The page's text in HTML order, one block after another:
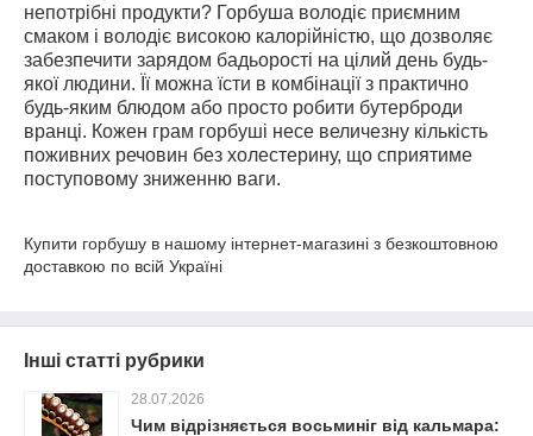
непотрібні продукти? Горбуша володіє приємним
смаком і володіє високою калорійністю, що дозволяє
забезпечити зарядом бадьорості на цілий день будь-
якої людини. Її можна їсти в комбінації з практично
будь-яким блюдом або просто робити бутерброди
вранці. Кожен грам горбуші несе величезну кількість
поживних речовин без холестерину, що сприятиме
поступовому зниженню ваги.
Купити горбушу в нашому інтернет-магазині з безкоштовною
доставкою по всій Україні
Інші статті рубрики
28.07.2026
Чим відрізняється восьминіг від кальмара: